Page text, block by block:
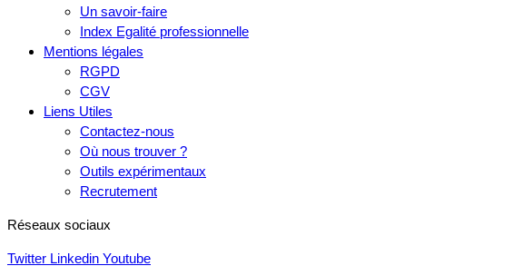
Un savoir-faire
Index Egalité professionnelle
Mentions légales
RGPD
CGV
Liens Utiles
Contactez-nous
Où nous trouver ?
Outils expérimentaux
Recrutement
Réseaux sociaux
Twitter Linkedin Youtube